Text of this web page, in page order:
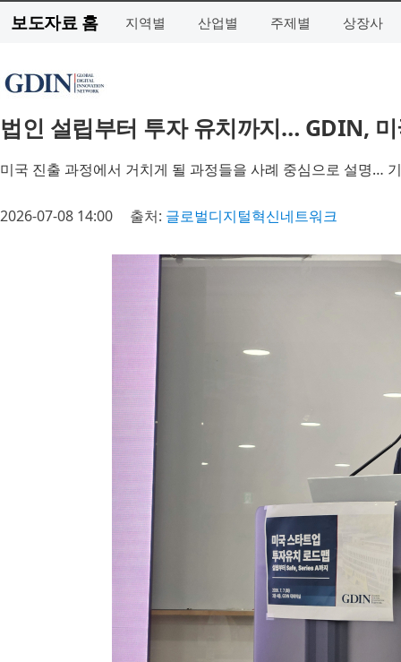
보도자료 홈 지역별 산업별 주제별 상장사
법인 설립부터 투자 유치까지… GDIN,
미국 진출 과정에서 거치게 될 과정들을 사례 중심으로 설명…
2026-07-08 14:00 출처: 글로벌디지털혁신네트워크